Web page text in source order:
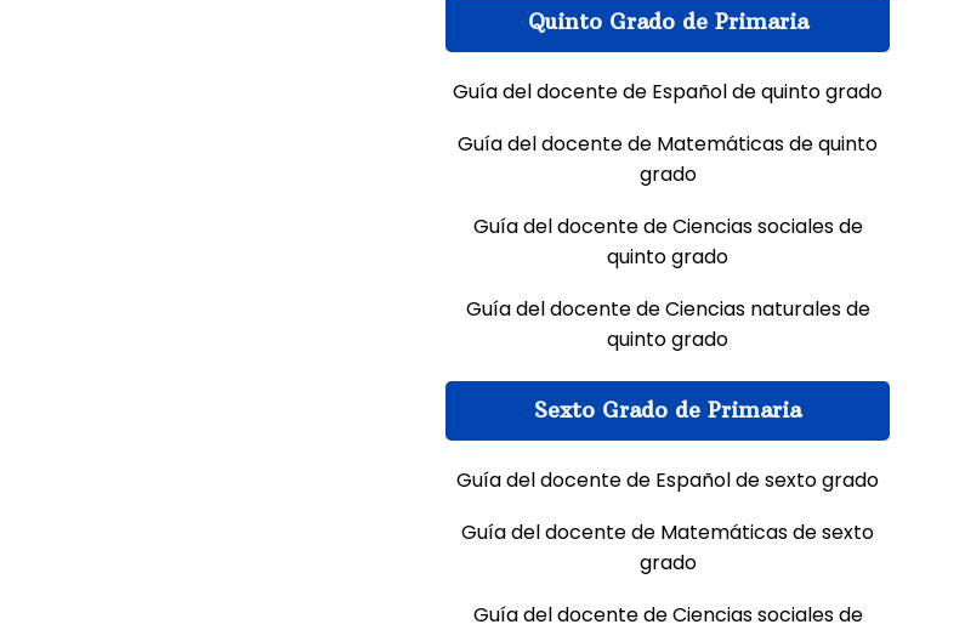
Quinto Grado de Primaria
Guía del docente de Español de quinto grado
Guía del docente de Matemáticas de quinto
grado
Guía del docente de Ciencias sociales de
quinto grado
Guía del docente de Ciencias naturales de
quinto grado
Sexto Grado de Primaria
Guía del docente de Español de sexto grado
Guía del docente de Matemáticas de sexto
grado
Guía del docente de Ciencias sociales de